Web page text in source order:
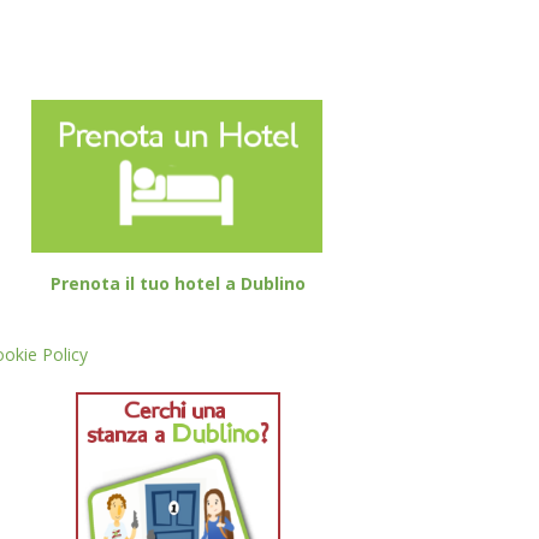
Prenota il tuo hotel a Dublino
Policy